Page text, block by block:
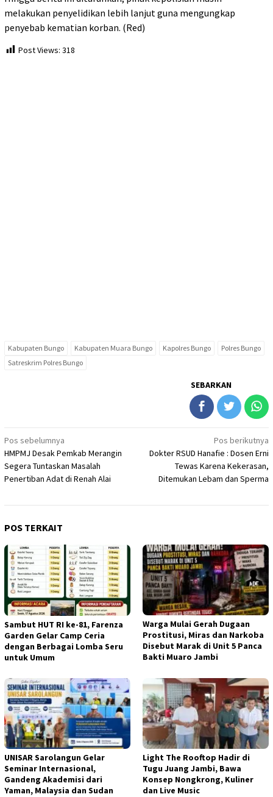
melakukan penyelidikan lebih lanjut guna mengungkap
penyebab kematian korban. (Red)
Post Views: 318
Kabupaten Bungo Kabupaten Muara Bungo Kapolres Bungo
Polres Bungo
Satreskrim Polres Bungo
SEBARKAN
Navigasi
pos
Pos sebelumnya
HMPMJ Desak Pemkab Merangin
Segera Tuntaskan Masalah
Penertiban Adat di Renah Alai
Pos berikutnya
Dokter RSUD Hanafie : Dosen Erni
Tewas Karena Kekerasan,
Ditemukan Lebam dan Sperma
POS TERKAIT
Sambut HUT RI ke-81, Farenza
Garden Gelar Camp Ceria
dengan Berbagai Lomba Seru
untuk Umum
Warga Mulai Gerah Dugaan
Prostitusi, Miras dan Narkoba
Disebut Marak di Unit 5 Panca
Bakti Muaro Jambi
UNISAR Sarolangun Gelar
Seminar Internasional,
Gandeng Akademisi dari
Yaman, Malaysia dan Sudan
Light The Rooftop Hadir di
Tugu Juang Jambi, Bawa
Konsep Nongkrong, Kuliner
dan Live Music